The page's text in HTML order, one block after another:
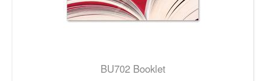
BU702 Booklet